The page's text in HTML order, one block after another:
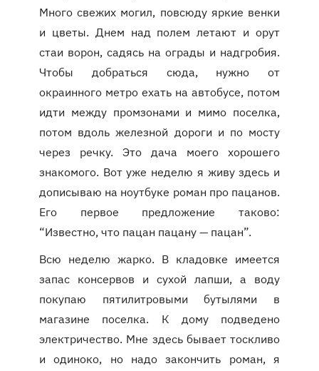
Много свежих могил, повсюду яркие венки
и цветы. Днем над полем летают и орут
стаи ворон, садясь на ограды и надгробия.
Чтобы добраться сюда, нужно от
окраинного метро ехать на автобусе, потом
идти между промзонами и мимо поселка,
потом вдоль железной дороги и по мосту
через речку. Это дача моего хорошего
знакомого. Вот уже неделю я живу здесь и
дописываю на ноутбуке роман про пацанов.
Его первое предложение таково:
“Известно, что пацан пацану — пацан”.
Всю неделю жарко. В кладовке имеется
запас консервов и сухой лапши, а воду
покупаю пятилитровыми бутылями в
магазине поселка. К дому подведено
электричество. Мне здесь бывает тоскливо
и одиноко, но надо закончить роман, я